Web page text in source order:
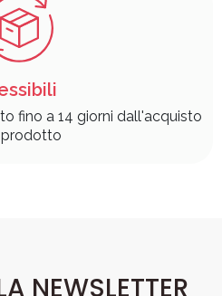
fino a 14 giorni dall'acquisto
NEWSLETTER